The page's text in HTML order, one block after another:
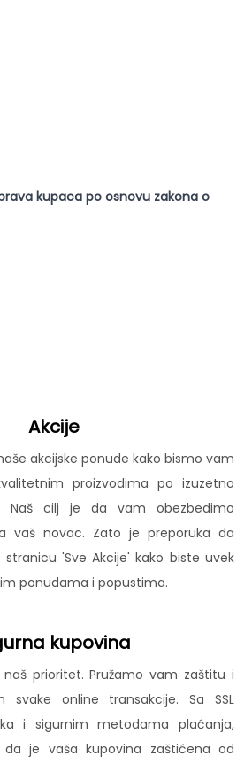
kupaca po osnovu zakona o
Akcije
akcijske ponude kako bismo vam
proizvodima po izuzetno
Naš cilj je da vam obezbedimo
vaš novac. Zato je preporuka da
'Sve Akcije' kako biste uvek
ponudama i popustima.
kupovina
prioritet. Pružamo vam zaštitu i
svake online transakcije. Sa SSL
i sigurnim metodama plaćanja,
je vaša kupovina zaštićena od